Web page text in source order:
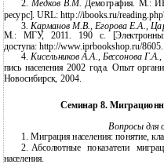
2. Медков В.М.Демография. М.:
ресурс]. URL: http://ibooks.ru/
3. Карманов М.В., Егорова Е.А.,
М.: МГУ, 2011. 190 c.
доступа: http://www.iprbookshop.ru/
4. Кисельников А.А., Бессонова
пись населения 2002 года. Опыт
Новосибирск, 2004.
Семинар 8.
Вопросы для
1. Миграция населения: понятие,
2. Абсолютные показатели
населения.